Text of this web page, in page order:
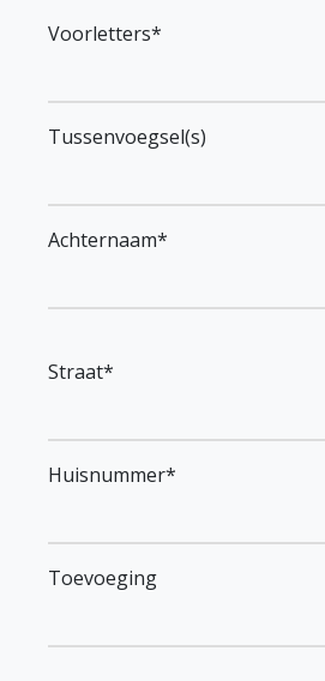
Voorletters*
Tussenvoegsel(s)
Achternaam*
Straat*
Huisnummer*
Toevoeging